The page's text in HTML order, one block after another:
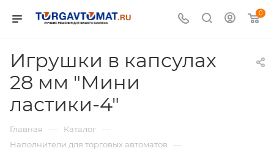
0
Игрушки в капсулах
28 мм "Мини
ластики-4"
Главная — Каталог —
Наполнители для торговых автоматов —